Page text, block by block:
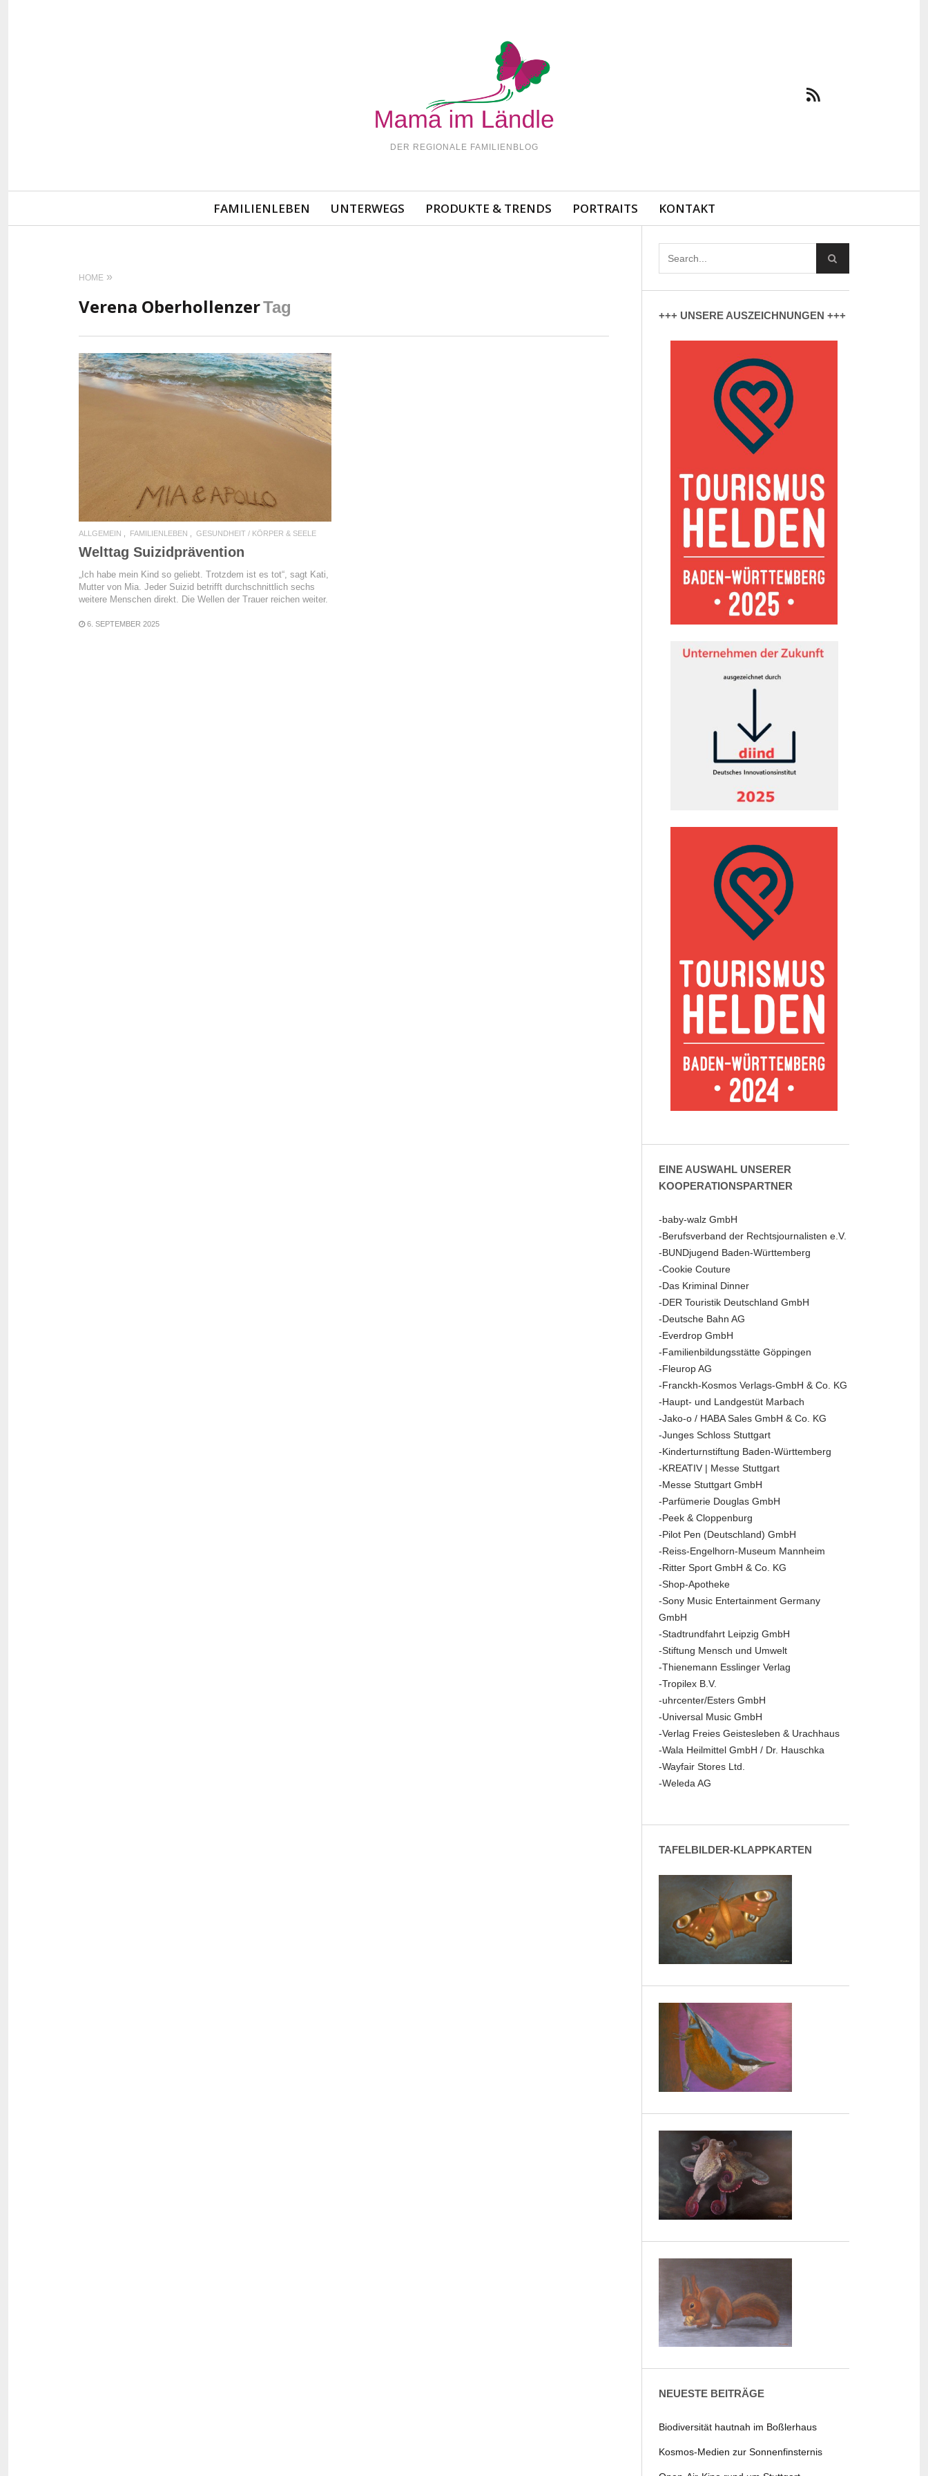
DER REGIONALE FAMILIENBLOG
Navigation
FAMILIENLEBEN UNTERWEGS PRODUKTE & TRENDS PORTRAITS KONTAKT
HOME
Verena OberhollenzerTag
ALLGEMEIN FAMILIENLEBEN GESUNDHEIT / KÖRPER & SEELE
Welttag Suizidprävention
„Ich habe mein Kind so geliebt. Trotzdem ist es tot“, sagt Kati,
Mutter von Mia. Jeder Suizid betrifft durchschnittlich sechs
weitere Menschen direkt. Die Wellen der Trauer reichen weiter.
6. SEPTEMBER 2025
+++ UNSERE AUSZEICHNUNGEN +++
EINE AUSWAHL UNSERER
KOOPERATIONSPARTNER
-baby-walz GmbH
-Berufsverband der Rechtsjournalisten e.V.
-BUNDjugend Baden-Württemberg
-Cookie Couture
-Das Kriminal Dinner
-DER Touristik Deutschland GmbH
-Deutsche Bahn AG
-Everdrop GmbH
-Familienbildungsstätte Göppingen
-Fleurop AG
-Franckh-Kosmos Verlags-GmbH & Co. KG
-Haupt- und Landgestüt Marbach
-Jako-o / HABA Sales GmbH & Co. KG
-Junges Schloss Stuttgart
-Kinderturnstiftung Baden-Württemberg
-KREATIV | Messe Stuttgart
-Messe Stuttgart GmbH
-Parfümerie Douglas GmbH
-Peek & Cloppenburg
-Pilot Pen (Deutschland) GmbH
-Reiss-Engelhorn-Museum Mannheim
-Ritter Sport GmbH & Co. KG
-Shop-Apotheke
-Sony Music Entertainment Germany
GmbH
-Stadtrundfahrt Leipzig GmbH
-Stiftung Mensch und Umwelt
-Thienemann Esslinger Verlag
-Tropilex B.V.
-uhrcenter/Esters GmbH
-Universal Music GmbH
-Verlag Freies Geistesleben & Urachhaus
-Wala Heilmittel GmbH / Dr. Hauschka
-Wayfair Stores Ltd.
-Weleda AG
TAFELBILDER-KLAPPKARTEN
NEUESTE BEITRÄGE
Biodiversität hautnah im Boßlerhaus
Kosmos-Medien zur Sonnenfinsternis